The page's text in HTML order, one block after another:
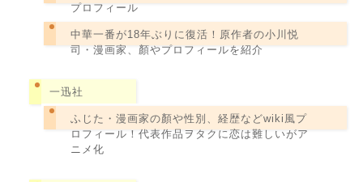
プロフィール
中華一番が18年ぶりに復活！原作者の小川悦
司・漫画家、顏やプロフィールを紹介
一迅社
ふじた・漫画家の顏や性別、経歴などwiki風プ
ロフィール！代表作品ヲタクに恋は難しいがア
ニメ化